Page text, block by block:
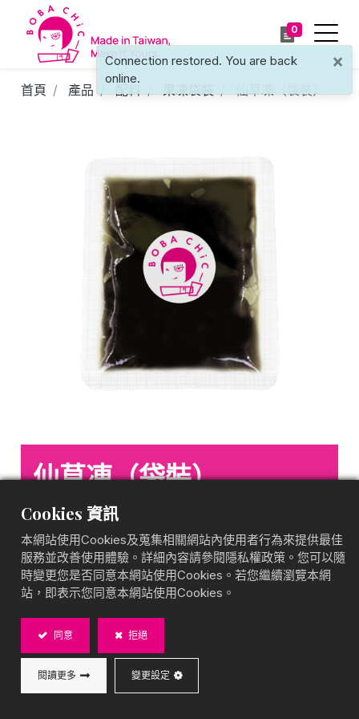
0
首頁 產品 配料 果凍袋裝 仙草凍（袋裝）
仙草凍（袋裝）
果凍袋裝
綿密清爽，經典風味
BOBA CHiC 仙草凍（袋裝），選用 優質仙草，口感滑
順、香氣濃郁，適合搭配奶茶、豆花或剉冰等甜品，增
添經典風味。小包裝設計，方便取用，適合業者或多人
Cookies 資訊
本網站使用Cookies及蒐集相關網站內使用者行為來提供最佳
服務並改善使用體驗。詳細內容請參閱隱私權政策。您可以隨
時變更您是否同意本網站使用Cookies。若您繼續瀏覽本網
站，即表示您同意本網站使用Cookies。
同意 拒絕
閱讀更多 變更設定
×
Connection restored. You are back
online.